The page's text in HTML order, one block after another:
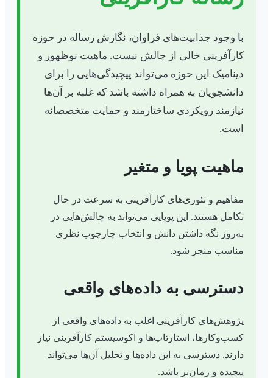
با وجود جذابیت‌های فراوان، نگارش رساله در حوزه
کارآفرینی خالی از چالش نیست. ماهیت نوظهور و
دینامیک این حوزه می‌تواند پیچیدگی‌هایی را برای
دانشجویان به همراه داشته باشد که غلبه بر آن‌ها
نیازمند رویکردی ساختارمند و حمایت متخصصانه
است.
ماهیت پویا و متغیر
مفاهیم و تئوری‌های کارآفرینی به سرعت در حال
تکامل هستند. این پویایی می‌تواند به چالش‌هایی در
به‌روز نگه داشتن دانش و انتخاب چارچوب نظری
مناسب منجر شود.
دسترسی به داده‌های واقعی
پژوهش‌های کارآفرینی اغلب به داده‌های واقعی از
کسب‌وکارها، استارتاپ‌ها و اکوسیستم کارآفرینی نیاز
دارند. دسترسی به این داده‌ها و تحلیل آن‌ها می‌تواند
پیچیده و زمان‌بر باشد.